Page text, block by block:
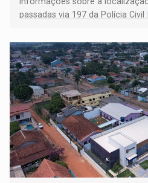
passadas via 197 da Polícia Civil